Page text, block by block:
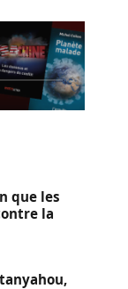
que les
la